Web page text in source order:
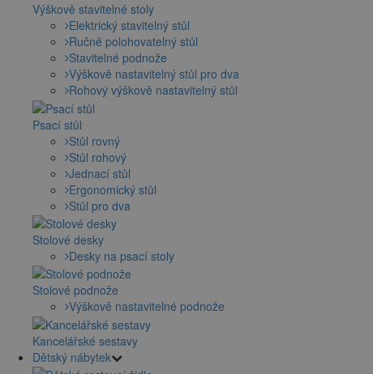
Výškově stavitelné stoly
Elektrický stavitelný stůl
Ručně polohovatelný stůl
Stavitelné podnože
Výškově nastavitelný stůl pro dva
Rohový výškově nastavitelný stůl
Psací stůl
Stůl rovný
Stůl rohový
Jednací stůl
Ergonomický stůl
Stůl pro dva
Stolové desky
Desky na psací stoly
Stolové podnože
Výškově nastavitelné podnože
Kancelářské sestavy
Dětský nábytek